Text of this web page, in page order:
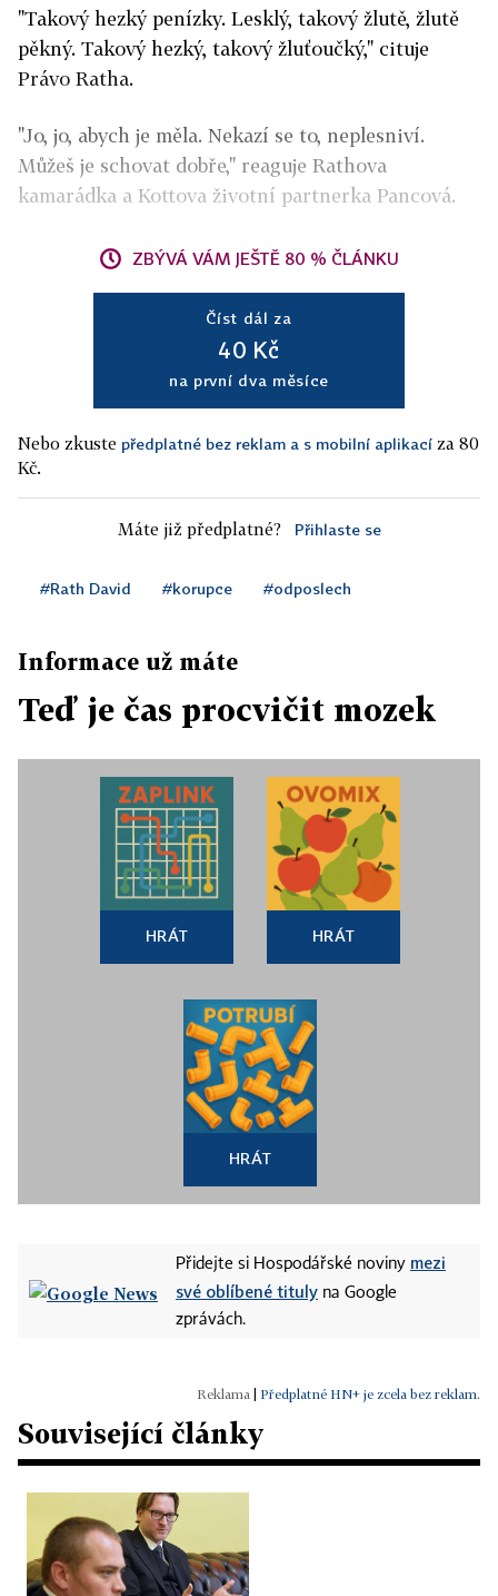
"Takový hezký penízky. Lesklý, takový žlutě, žlutě
pěkný. Takový hezký, takový žluťoučký," cituje
Právo Ratha.
"Jo, jo, abych je měla. Nekazí se to, neplesniví.
Můžeš je schovat dobře," reaguje Rathova
kamarádka a Kottova životní partnerka Pancová.
ZBÝVÁ VÁM JEŠTĚ 80 % ČLÁNKU
Číst dál za
40 Kč
na první dva měsíce
Nebo zkuste předplatné bez reklam a s mobilní aplikací za 80
Kč.
Máte již předplatné? Přihlaste se
#Rath David #korupce #odposlech
Informace už máte
Teď je čas procvičit mozek
HRÁT HRÁT
HRÁT
Přidejte si Hospodářské noviny mezi
své oblíbené tituly na Google
zprávách.
Předplatné HN+ je zcela bez reklam.
Související články